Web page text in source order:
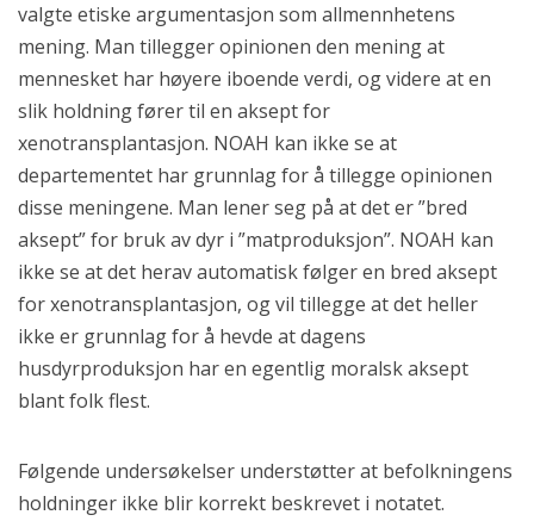
valgte etiske argumentasjon som allmennhetens
mening. Man tillegger opinionen den mening at
mennesket har høyere iboende verdi, og videre at en
slik holdning fører til en aksept for
xenotransplantasjon. NOAH kan ikke se at
departementet har grunnlag for å tillegge opinionen
disse meningene. Man lener seg på at det er ”bred
aksept” for bruk av dyr i ”matproduksjon”. NOAH kan
ikke se at det herav automatisk følger en bred aksept
for xenotransplantasjon, og vil tillegge at det heller
ikke er grunnlag for å hevde at dagens
husdyrproduksjon har en egentlig moralsk aksept
blant folk flest.
Følgende undersøkelser understøtter at befolkningens
holdninger ikke blir korrekt beskrevet i notatet.